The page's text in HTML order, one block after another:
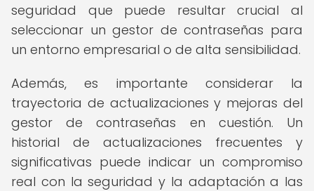
seguridad que puede resultar crucial al
seleccionar un gestor de contraseñas para
un entorno empresarial o de alta sensibilidad.
Además, es importante considerar la
trayectoria de actualizaciones y mejoras del
gestor de contraseñas en cuestión. Un
historial de actualizaciones frecuentes y
significativas puede indicar un compromiso
real con la seguridad y la adaptación a las